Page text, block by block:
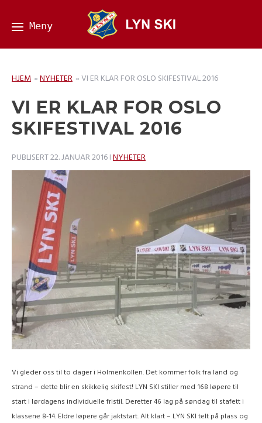
HJEM »NYHETER »VI ER KLAR FOR OSLO SKIFESTIVAL 2016
VI ER KLAR FOR OSLO
SKIFESTIVAL 2016
PUBLISERT22. JANUAR 2016INYHETER
Vi gleder oss til to dager i Holmenkollen. Det kommer folk fra land og
strand – dette blir en skikkelig skifest! LYN SKI stiller med 168 løpere til
start i lørdagens individuelle fristil. Deretter 46 lag på søndag til stafett i
klassene 8-14. Eldre løpere går jaktstart. Alt klart – LYN SKI telt på plass og